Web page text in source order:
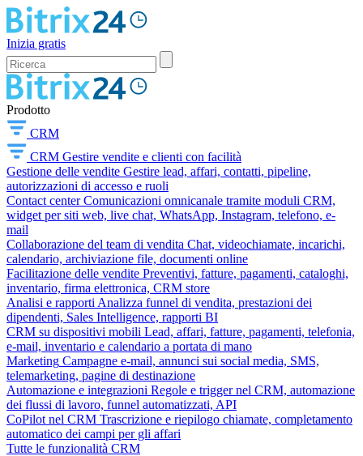
Inizia gratis
Prodotto
CRM
CRM Gestire vendite e clienti con facilità
Gestione delle vendite Gestire lead, affari, contatti, pipeline,
autorizzazioni di accesso e ruoli
Contact center Comunicazioni omnicanale tramite moduli CRM,
widget per siti web, live chat, WhatsApp, Instagram, telefono, e-
mail
Collaborazione del team di vendita Chat, videochiamate, incarichi,
calendario, archiviazione file, documenti online
Facilitazione delle vendite Preventivi, fatture, pagamenti, cataloghi,
inventario, firma elettronica, CRM store
Analisi e rapporti Analizza funnel di vendita, prestazioni dei
dipendenti, Sales Intelligence, rapporti BI
CRM su dispositivi mobili Lead, affari, fatture, pagamenti, telefonia,
e-mail, inventario e calendario a portata di mano
Marketing Campagne e-mail, annunci sui social media, SMS,
telemarketing, pagine di destinazione
Automazione e integrazioni Regole e trigger nel CRM, automazione
dei flussi di lavoro, funnel automatizzati, API
CoPilot nel CRM Trascrizione e riepilogo chiamate, completamento
automatico dei campi per gli affari
Tutte le funzionalità CRM